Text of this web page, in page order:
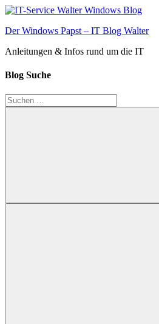
Zum
springen
Der Windows Papst – IT Blog Walter
Anleitungen & Infos rund um die IT
Blog Suche
Suchen
nach:
Suchen